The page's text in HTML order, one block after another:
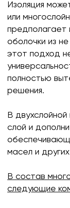
Изоляция
или
предполагает
оболочки из
этот подход
полностью
решения.
В двухслойной
слой и
масел и
В состав
следующие